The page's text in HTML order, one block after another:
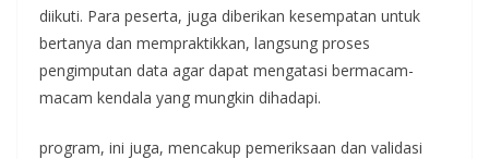
diikuti. Para peserta, juga diberikan kesempatan untuk
bertanya dan mempraktikkan, langsung proses
pengimputan data agar dapat mengatasi bermacam-
macam kendala yang mungkin dihadapi.
program, ini juga, mencakup pemeriksaan dan validasi